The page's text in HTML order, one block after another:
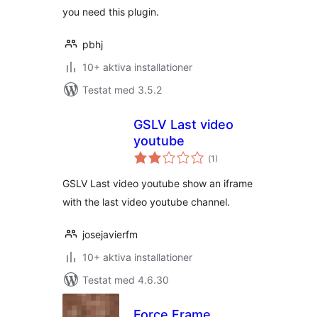
you need this plugin.
pbhj
10+ aktiva installationer
Testat med 3.5.2
GSLV Last video
youtube
(Totalt
antal
1)
GSLV Last video youtube show an iframe
with the last video youtube channel.
josejavierfm
10+ aktiva installationer
Testat med 4.6.30